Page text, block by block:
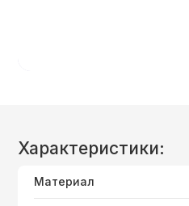
Характеристики:
Материал